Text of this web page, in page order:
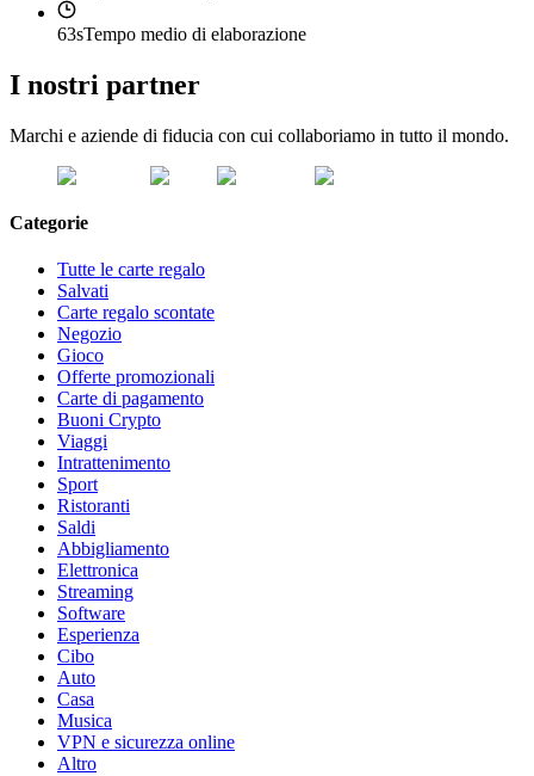
63sTempo medio di elaborazione
I nostri partner
Marchi e aziende di fiducia con cui collaboriamo in tutto il mondo.
Categorie
Tutte le carte regalo
Salvati
Carte regalo scontate
Negozio
Gioco
Offerte promozionali
Carte di pagamento
Buoni Crypto
Viaggi
Intrattenimento
Sport
Ristoranti
Saldi
Abbigliamento
Elettronica
Streaming
Software
Esperienza
Cibo
Auto
Casa
Musica
VPN e sicurezza online
Altro